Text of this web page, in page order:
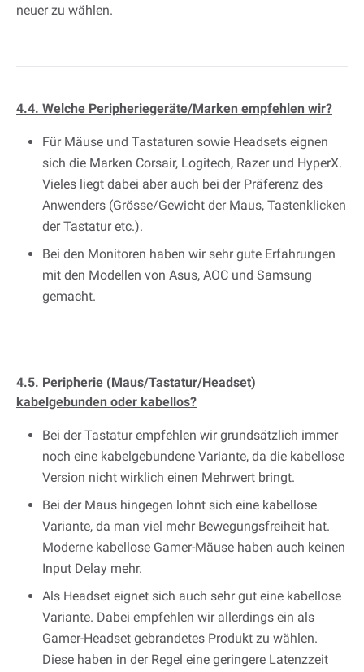
neuer zu wählen.
4.4. Welche Peripheriegeräte/Marken empfehlen wir?
Für Mäuse und Tastaturen sowie Headsets eignen
sich die Marken Corsair, Logitech, Razer und HyperX.
Vieles liegt dabei aber auch bei der Präferenz des
Anwenders (Grösse/Gewicht der Maus, Tastenklicken
der Tastatur etc.).
Bei den Monitoren haben wir sehr gute Erfahrungen
mit den Modellen von Asus, AOC und Samsung
gemacht.
4.5. Peripherie (Maus/Tastatur/Headset)
kabelgebunden oder kabellos?
Bei der Tastatur empfehlen wir grundsätzlich immer
noch eine kabelgebundene Variante, da die kabellose
Version nicht wirklich einen Mehrwert bringt.
Bei der Maus hingegen lohnt sich eine kabellose
Variante, da man viel mehr Bewegungsfreiheit hat.
Moderne kabellose Gamer-Mäuse haben auch keinen
Input Delay mehr.
Als Headset eignet sich auch sehr gut eine kabellose
Variante. Dabei empfehlen wir allerdings ein als
Gamer-Headset gebrandetes Produkt zu wählen.
Diese haben in der Regel eine geringere Latenzzeit